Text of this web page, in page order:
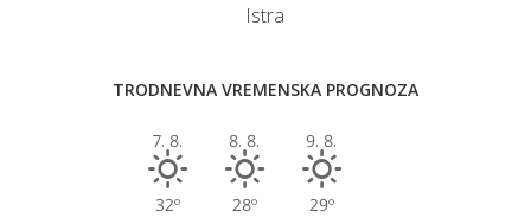
Istra
TRODNEVNA VREMENSKA PROGNOZA
7. 8.
32º
8. 8.
28º
9. 8.
29º